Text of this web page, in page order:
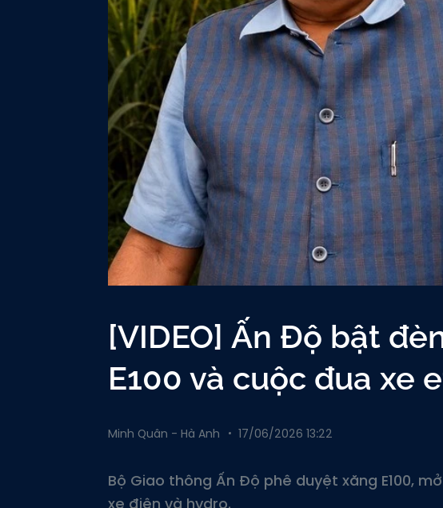
[VIDEO] Ấn Độ bật
E100 và cuộc đua xe
Minh Quân - Hà Anh 17/06/2026 13:22
Bộ Giao thông Ấn Độ phê duyệt xăng E100,
xe điện và hydro.